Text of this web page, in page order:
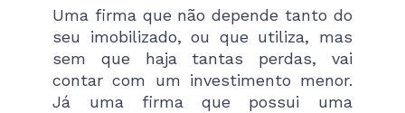
Uma firma que não depende tanto do
seu imobilizado, ou que utiliza, mas
sem que haja tantas perdas, vai
contar com um investimento menor.
Já uma firma que possui uma